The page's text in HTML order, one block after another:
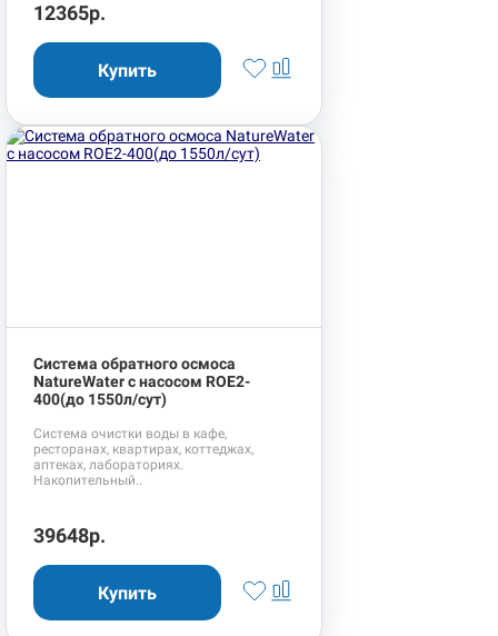
12365р.
Система обратного осмоса
NatureWater с насосом ROE2-
400(до 1550л/сут)
Система очистки воды в кафе,
ресторанах, квартирах, коттеджах,
аптеках, лабораториях.
Накопительный..
39648р.